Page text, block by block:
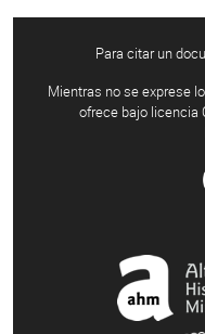
Para citar un
Mientras no se exprese
ofrece bajo licencia